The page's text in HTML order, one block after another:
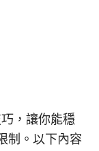
，讓你能穩
制。以下內容